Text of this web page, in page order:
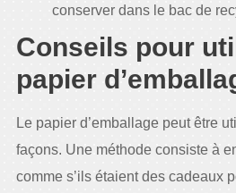
conserver dans le bac de
Conseils pour
papier
Le papier d’emballage peut être
façons. Une méthode consiste à
comme s’ils étaient des cadeaux